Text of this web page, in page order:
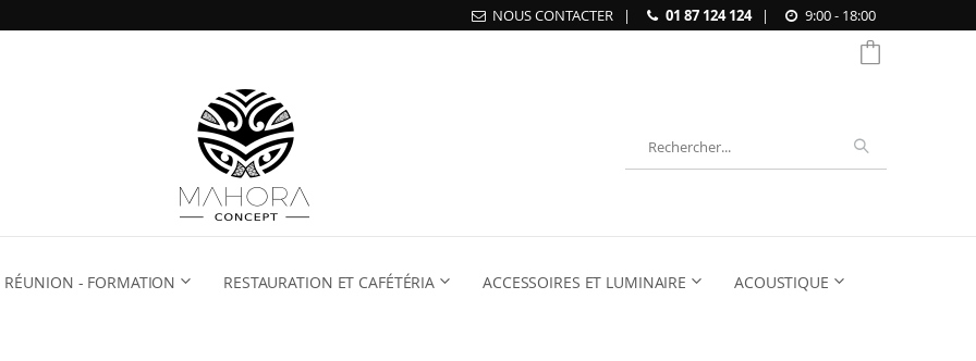
NOUS CONTACTER | 01 87 124 124 | 9:00 - 18:00
RÉUNION - FORMATION RESTAURATION ET CAFÉTÉRIA ACCESSOIRES ET LUMINAIRE ACOUSTIQUE